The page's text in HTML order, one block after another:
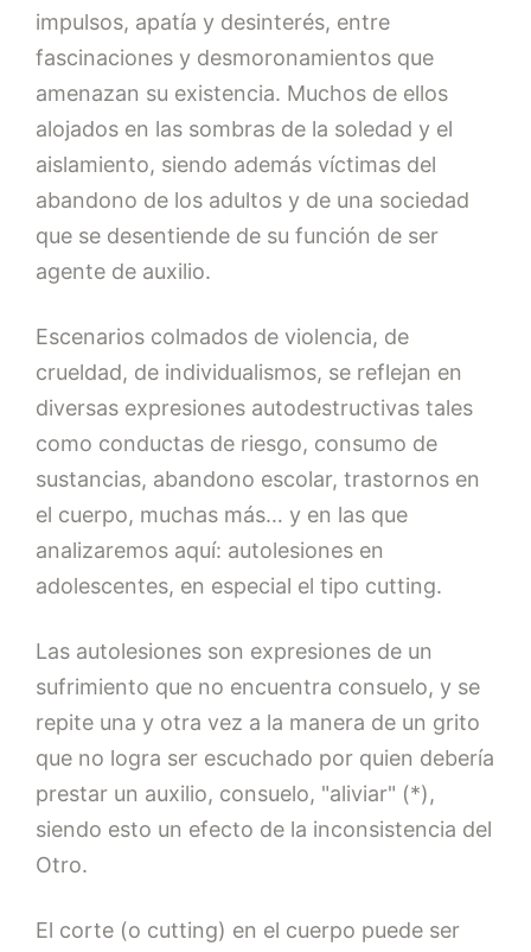
impulsos, apatía y desinterés, entre
fascinaciones y desmoronamientos que
amenazan su existencia. Muchos de ellos
alojados en las sombras de la soledad y el
aislamiento, siendo además víctimas del
abandono de los adultos y de una sociedad
que se desentiende de su función de ser
agente de auxilio.
Escenarios colmados de violencia, de
crueldad, de individualismos, se reflejan en
diversas expresiones autodestructivas tales
como conductas de riesgo, consumo de
sustancias, abandono escolar, trastornos en
el cuerpo, muchas más… y en las que
analizaremos aquí: autolesiones en
adolescentes, en especial el tipo cutting.
Las autolesiones son expresiones de un
sufrimiento que no encuentra consuelo, y se
repite una y otra vez a la manera de un grito
que no logra ser escuchado por quien debería
prestar un auxilio, consuelo, "aliviar" (*),
siendo esto un efecto de la inconsistencia del
Otro.
El corte (o cutting) en el cuerpo puede ser